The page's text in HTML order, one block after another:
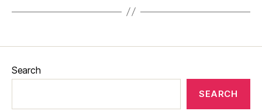
Search
SEARCH